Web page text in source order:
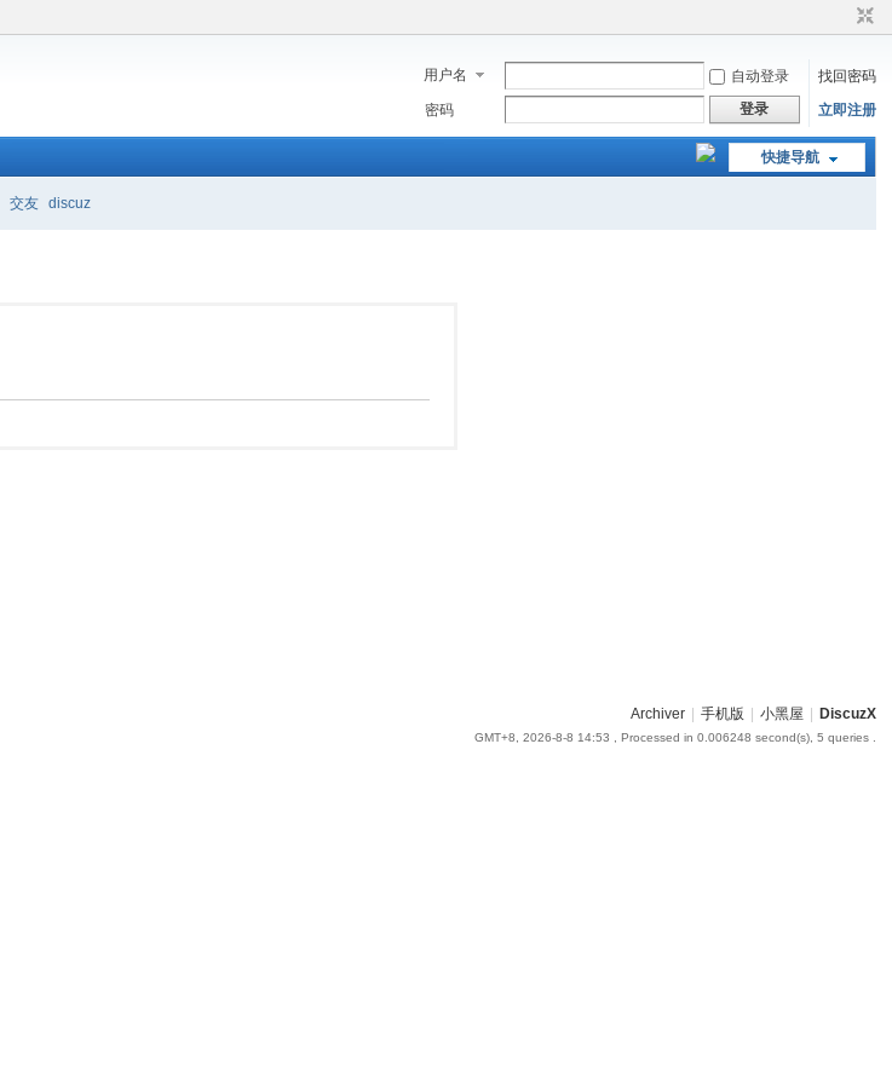
用户名 自动登录
找回密码
密码
登录 立即注册
快捷导航
交友 discuz
Archiver 手机版 小黑屋 DiscuzX
GMT+8, 2026-8-8 14:53 , Processed in 0.006248 second(s), 5 queries .